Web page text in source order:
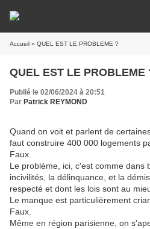
Accueil » QUEL EST LE PROBLEME ?
QUEL EST LE PROBLEME
Publié le 02/06/2024 à 20:51
Par Patrick REYMOND
Quand on voit et parlent de
faut construire 400 000 logements
Faux.
Le problème, ici, c'est comme dans
incivilités, la délinquance, et la
respecté et dont les lois sont au
Le manque est particulièrement
Faux.
Même en région parisienne, on